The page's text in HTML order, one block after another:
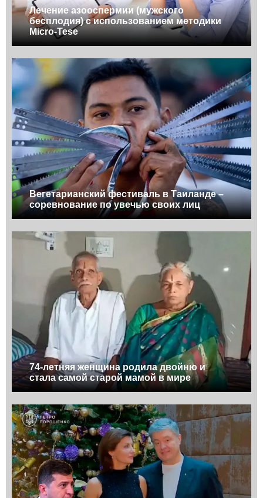
Лечение азооспермии (мужского
бесплодия) с использованием методики
Micro-Tese
Вегетарианский фестиваль в Таиланде –
соревнование по увечью своих лиц
74-летняя женщина родила двойню и
стала самой старой мамой в мире